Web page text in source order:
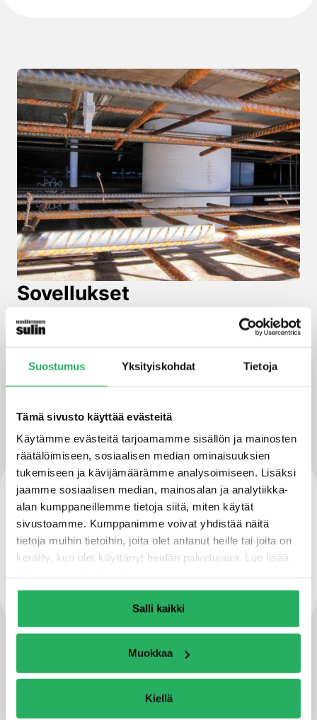
Suostumus Yksityiskohdat Tietoja
Tämä sivusto käyttää evästeitä
Käytämme evästeitä tarjoamamme sisällön ja mainosten
räätälöimiseen, sosiaalisen median ominaisuuksien
tukemiseen ja kävijämäärämme analysoimiseen. Lisäksi
jaamme sosiaalisen median, mainosalan ja analytiikka-
alan kumppaneillemme tietoja siitä, miten käytät
sivustoamme. Kumppanimme voivat yhdistää näitä
tietoja muihin tietoihin, joita olet antanut heille tai joita on
kerätty, kun olet käyttänyt heidän palvelujaan. Lue lisää
Salli kaikki
Muokkaa
Kiellä
Sovellukset
Varauksien tekoon
Asennusohjeet
MA_5090032048
Tekniset tiedot ja kuvat
HauffTechnik_fi